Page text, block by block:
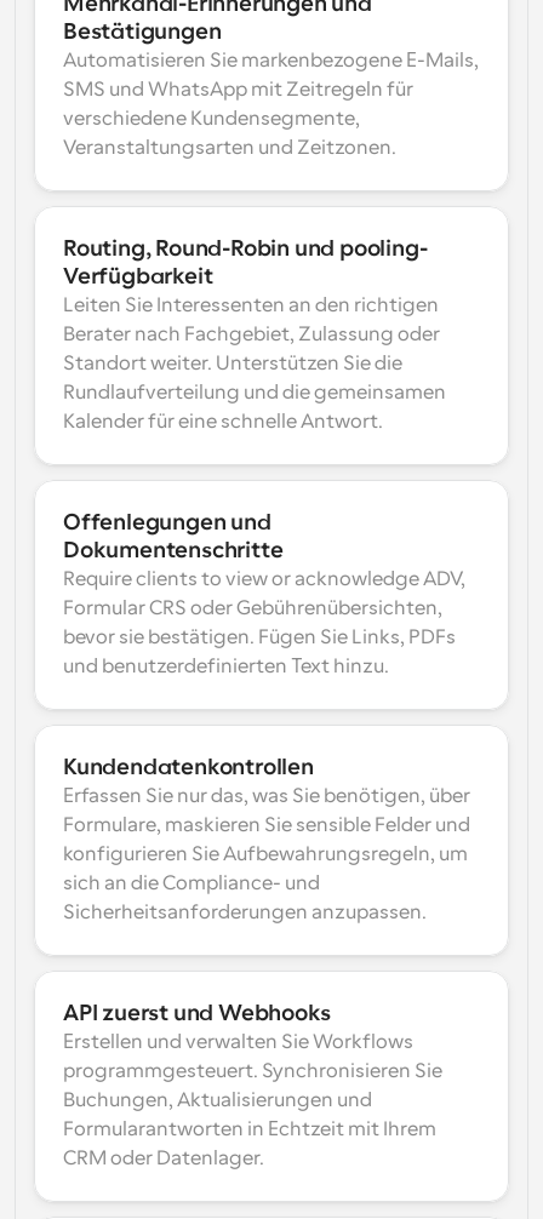
Bestätigungen
Automatisieren Sie markenbezogene E-Mails,
SMS und WhatsApp mit Zeitregeln für
verschiedene Kundensegmente,
Veranstaltungsarten und Zeitzonen.
Routing, Round-Robin und pooling-
Verfügbarkeit
Leiten Sie Interessenten an den richtigen
Berater nach Fachgebiet, Zulassung oder
Standort weiter. Unterstützen Sie die
Rundlaufverteilung und die gemeinsamen
Kalender für eine schnelle Antwort.
Offenlegungen und
Dokumentenschritte
Require clients to view or acknowledge ADV,
Formular CRS oder Gebührenübersichten,
bevor sie bestätigen. Fügen Sie Links, PDFs
und benutzerdefinierten Text hinzu.
Kundendatenkontrollen
Erfassen Sie nur das, was Sie benötigen, über
Formulare, maskieren Sie sensible Felder und
konfigurieren Sie Aufbewahrungsregeln, um
sich an die Compliance- und
Sicherheitsanforderungen anzupassen.
API zuerst und Webhooks
Erstellen und verwalten Sie Workflows
programmgesteuert. Synchronisieren Sie
Buchungen, Aktualisierungen und
Formularantworten in Echtzeit mit Ihrem
CRM oder Datenlager.